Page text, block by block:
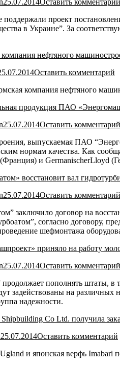
25.07.2014Оставить комментарий
проект
в Украине”. За
компания нефтяного
Оставить комментарий
компания нефтяного
продукция ПАО
25.07.2014Оставить комментарий
выпускаемая ПАО
нормам качества. Как
и GermanischerLloyd
восстановит вал
25.07.2014Оставить комментарий
заключило договор на
согласно договору,
шефмонтажа
приняло на работу
25.07.2014Оставить комментарий
пополнять штаты, в
задействованы на различных
надежности.
Co Ltd. получила
25.07.2014Оставить комментарий
и японская верфь Imabari